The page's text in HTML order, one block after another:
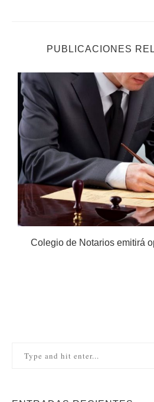
PUBLICACIONES
Colegio de Notarios emitirá